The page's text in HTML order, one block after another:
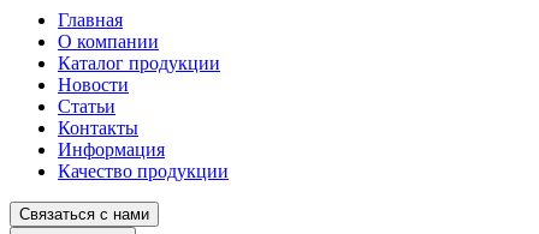
Главная
О компании
Каталог продукции
Новости
Статьи
Контакты
Информация
Качество продукции
Связаться с нами